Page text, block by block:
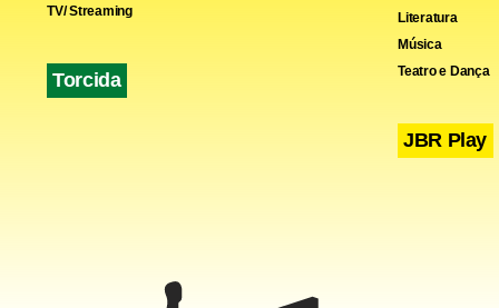
TV/ Streaming
Torcida
Literatura
Música
Teatro e Dança
JBR Play